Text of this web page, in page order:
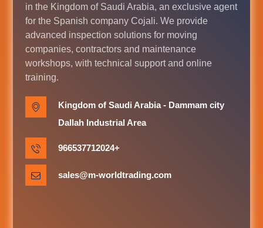
in the Kingdom of Saudi Arabia, an exclusive agent
for the Spanish company Cojali. We provide
advanced inspection solutions for moving
companies, contractors and maintenance
workshops, with technical support and online
training.
Kingdom of Saudi Arabia - Dammam city
Dallah Industrial Area
966537712024+
sales@m-worldtrading.com